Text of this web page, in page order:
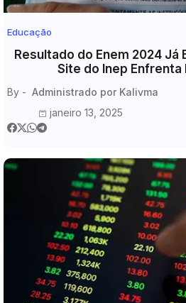
Educação
Resultado do Enem 2024 Já
Site do Inep Enfrenta
By - Administrado por Kalivma
janeiro 13, 2025